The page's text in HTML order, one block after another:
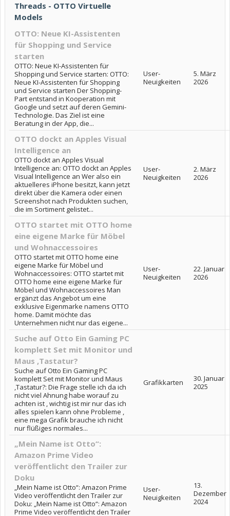
Threads - OTTO Virtuelle
Models
OTTO: Neue KI-Assistenten
für Shopping und Service
starten
OTTO: Neue KI-Assistenten für
Shopping und Service starten: OTTO:
Neue KI-Assistenten für Shopping
und Service starten Der Shopping-
Part entstand in Kooperation mit
Google und setzt auf deren Gemini-
Technologie. Das Ziel ist eine
Beratung in der App, die...
User-
Neuigkeiten
5. März
2026
OTTO dockt an Apples Visual
Intelligence an
OTTO dockt an Apples Visual
Intelligence an: OTTO dockt an Apples
Visual Intelligence an Wer also ein
aktuelleres iPhone besitzt, kann jetzt
direkt über die Kamera oder einen
Screenshot nach Produkten suchen,
die im Sortiment gelistet...
User-
Neuigkeiten
2. März
2026
OTTO startet mit OTTO home
eine eigene Marke für Möbel
und Wohnaccessoires
OTTO startet mit OTTO home eine
eigene Marke für Möbel und
Wohnaccessoires: OTTO startet mit
OTTO home eine eigene Marke für
Möbel und Wohnaccessoires Man
ergänzt das Angebot um eine
exklusive Eigenmarke namens OTTO
home. Damit möchte das
Unternehmen nicht nur das eigene...
User-
Neuigkeiten
22. Januar
2026
Suche auf Otto Ein Gaming PC
komplett Set mit Monitor und
Maus ,Tastatur?
Suche auf Otto Ein Gaming PC
komplett Set mit Monitor und Maus
,Tastatur?: Die Frage stelle ich da ich
nicht viel Ahnung habe worauf zu
achten ist , wichtig ist mir nur das ich
alles spielen kann ohne Probleme ,
eine mega Grafik brauche ich nicht
nur flüßiges normales...
Grafikkarten
30. Januar
2025
„Mein Name ist Otto“:
Amazon Prime Video
veröffentlicht den Trailer zur
Doku
„Mein Name ist Otto“: Amazon Prime
Video veröffentlicht den Trailer zur
Doku: „Mein Name ist Otto“: Amazon
Prime Video veröffentlicht den Trailer
User-
Neuigkeiten
13.
Dezember
2024